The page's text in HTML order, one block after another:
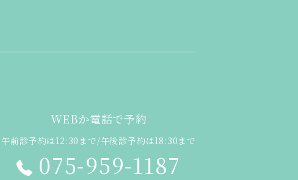
WEBか電話で予約
午前診予約は12:30まで/午後診予約は18:30まで
075-959-1187